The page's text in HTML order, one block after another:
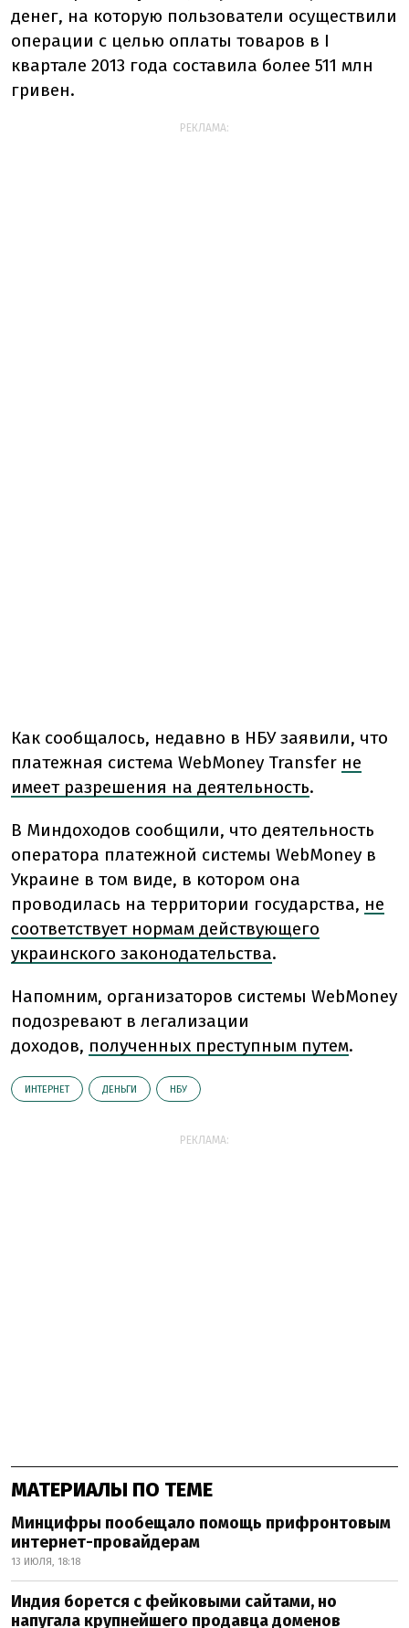
денег, на которую пользователи осуществили
операции с целью оплаты товаров в I
квартале 2013 года составила более 511 млн
гривен.
РЕКЛАМА:
Как сообщалось, недавно в НБУ заявили, что
платежная система WebMoney Transfer не
имеет разрешения на деятельность.
В Миндоходов сообщили, что деятельность
оператора платежной системы WebMoney в
Украине в том виде, в котором она
проводилась на территории государства, не
соответствует нормам действующего
украинского законодательства.
Напомним, организаторов системы WebMoney
подозревают в легализации
доходов, полученных преступным путем.
ИНТЕРНЕТ ДЕНЬГИ НБУ
РЕКЛАМА:
МАТЕРИАЛЫ ПО ТЕМЕ
Минцифры пообещало помощь прифронтовым
интернет-провайдерам
13 ИЮЛЯ, 18:18
Индия борется с фейковыми сайтами, но
напугала крупнейшего продавца доменов